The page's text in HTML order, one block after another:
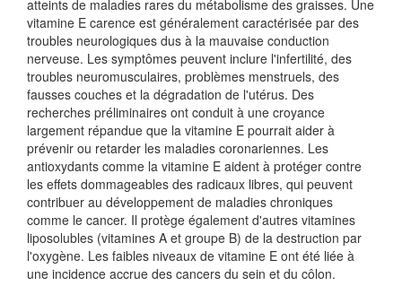
atteints de maladies rares du métabolisme des graisses. Une
vitamine E carence est généralement caractérisée par des
troubles neurologiques dus à la mauvaise conduction
nerveuse. Les symptômes peuvent inclure l'infertilité, des
troubles neuromusculaires, problèmes menstruels, des
fausses couches et la dégradation de l'utérus. Des
recherches préliminaires ont conduit à une croyance
largement répandue que la vitamine E pourrait aider à
prévenir ou retarder les maladies coronariennes. Les
antioxydants comme la vitamine E aident à protéger contre
les effets dommageables des radicaux libres, qui peuvent
contribuer au développement de maladies chroniques
comme le cancer. Il protège également d'autres vitamines
liposolubles (vitamines A et groupe B) de la destruction par
l'oxygène. Les faibles niveaux de vitamine E ont été liée à
une incidence accrue des cancers du sein et du côlon.